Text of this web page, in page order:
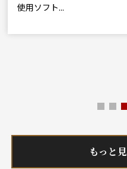
使用ソフト...
もっと